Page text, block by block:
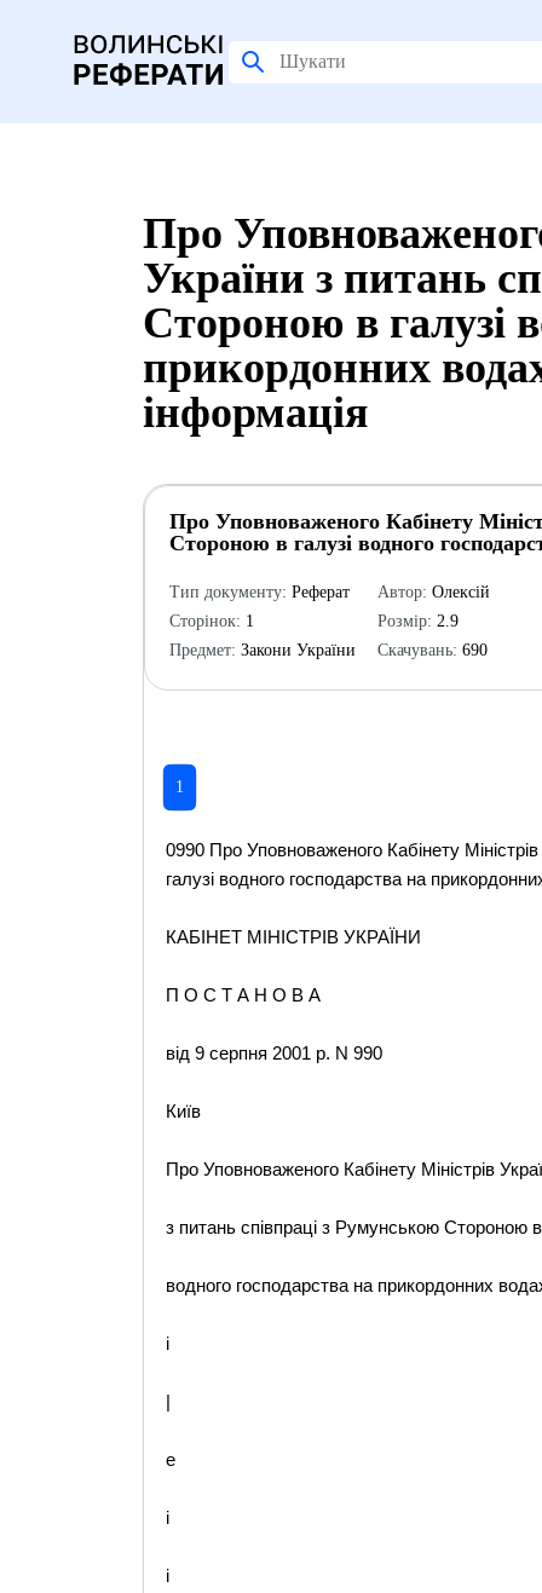
Про
України з питань
Стороною в галузі
прикордонних
інформація
Про Уповноваженого Кабінету
Стороною в галузі водного
Тип документу: Реферат
Сторінок: 1
Предмет: Закони України
Автор: Олексій
Розмір: 2.9
Скачувань: 690
1
0990 Про Уповноваженого Кабінету
галузі водного господарства на
КАБІНЕТ МІНІСТРІВ УКРАЇНИ
П О С Т А Н О В А
від 9 серпня 2001 р. N 990
Київ
Про Уповноваженого Кабінету Міністрів
з питань співпраці з Румунською Стороною в
водного господарства на прикордонних
i
|
e
i
i